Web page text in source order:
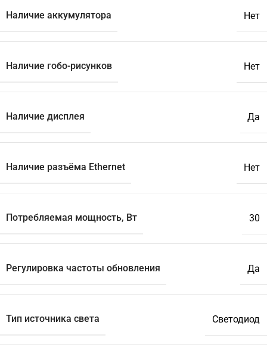
Наличие аккумулятора Нет
Наличие гобо-рисунков Нет
Наличие дисплея Да
Наличие разъёма Ethernet Нет
Потребляемая мощность, Вт 30
Регулировка частоты обновления Да
Тип источника света Светодиод